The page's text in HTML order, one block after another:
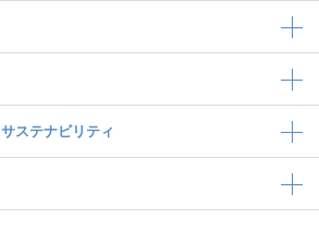
サステナビリティ